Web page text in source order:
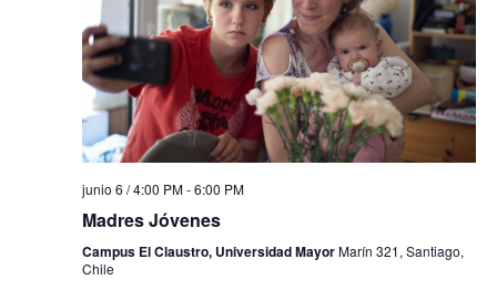
junio 6 / 4:00 PM-6:00 PM
Madres Jóvenes
Campus El Claustro, Universidad MayorMarín 321, Santiago,
Chile